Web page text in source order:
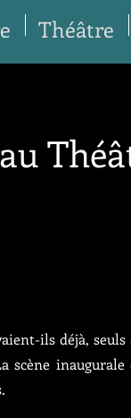
Théâtre
ils déjà,
scène